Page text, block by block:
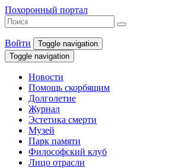
Похоронный портал
Войти
Toggle navigation
Toggle navigation
Новости
Помощь скорбящим
Долголетие
Журнал
Эстетика смерти
Музей
Парк памяти
Философский клуб
Лицо отрасли